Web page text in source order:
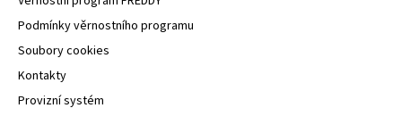
Podmínky věrnostního programu
Soubory cookies
Kontakty
Provizní systém